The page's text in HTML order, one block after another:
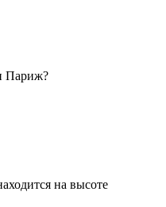
Париж?
на высоте